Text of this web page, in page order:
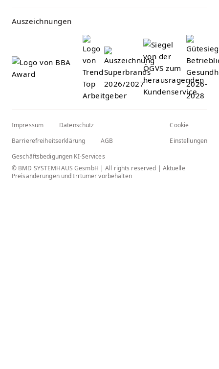
Auszeichnungen
Impressum
Datenschutz
Barrierefreiheitserklärung
AGB
Geschäftsbedigungen KI-Services
Cookie
Einstellungen
© BMD SYSTEMHAUS GesmbH | All rights reserved | Aktuelle
Preisänderungen und Irrtümer vorbehalten